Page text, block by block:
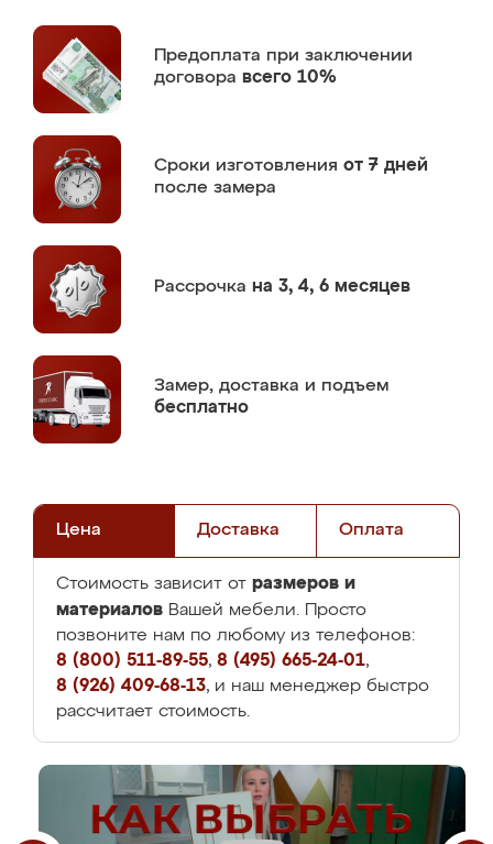
Предоплата при заключении
договора всего 10%
Сроки изготовления от 7 дней
после замера
Рассрочка на 3, 4, 6 месяцев
Замер, доставка и подъем
бесплатно
Цена Доставка Оплата
Стоимость зависит от размеров и
материалов Вашей мебели. Просто
позвоните нам по любому из телефонов:
8 (800) 511-89-55, 8 (495) 665-24-01,
8 (926) 409-68-13, и наш менеджер быстро
рассчитает стоимость.